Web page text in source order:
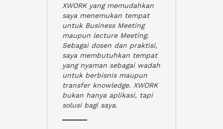
XWORK yang memudahkan
saya menemukan tempat
untuk Business Meeting
maupun lecture Meeting.
Sebagai dosen dan praktisi,
saya membutuhkan tempat
yang nyaman sebagai wadah
untuk berbisnis maupun
transfer knowledge. XWORK
bukan hanya aplikasi, tapi
solusi bagi saya.